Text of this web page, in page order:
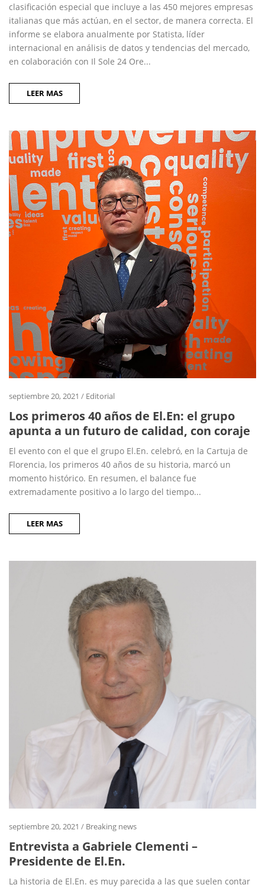
clasificación especial que incluye a las 450 mejores empresas
italianas que más actúan, en el sector, de manera correcta. El
informe se elabora anualmente por Statista, líder
internacional en análisis de datos y tendencias del mercado,
en colaboración con Il Sole 24 Ore...
LEER MAS
septiembre 20, 2021 / Editorial
Los primeros 40 años de El.En: el grupo
apunta a un futuro de calidad, con coraje
El evento con el que el grupo El.En. celebró, en la Cartuja de
Florencia, los primeros 40 años de su historia, marcó un
momento histórico. En resumen, el balance fue
extremadamente positivo a lo largo del tiempo...
LEER MAS
septiembre 20, 2021 / Breaking news
Entrevista a Gabriele Clementi –
Presidente de El.En.
La historia de El.En. es muy parecida a las que suelen contar